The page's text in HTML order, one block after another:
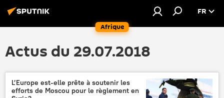
Afrique
FR
Actus du 29.07.2018
L’Europe est-elle prête à soutenir les
efforts de Moscou pour le règlement en